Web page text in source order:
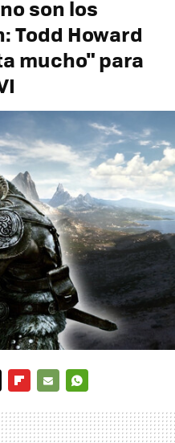
son los
Todd Howard
mucho" para
MAIL